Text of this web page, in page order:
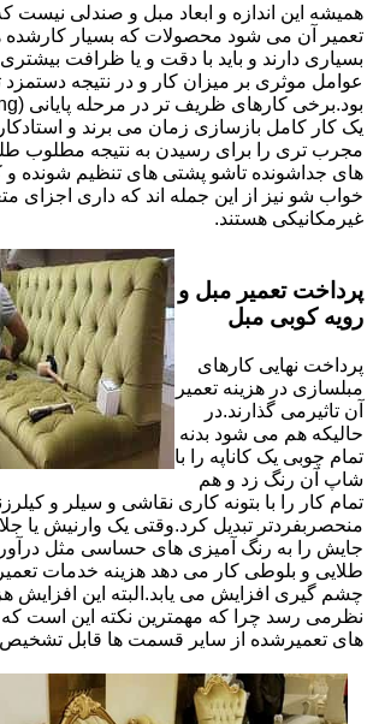
همیشه این اندازه و ابعاد مبل و صندلی نیست
تعمیر آن می شود محصولات که بسیار کارشده
بسیاری دارند و باید با دقت و یا ظرافت
عوامل موثری بر میزان کار و در نتیجه دستمزد
یک کار کامل بازسازی زمان می برند و
مجرب تری را برای رسیدن به نتیجه مطلوب
های جداشونده تاشو پشتی های تنظیم شونده و
خواب شو نیز از این جمله اند که داری اجزای
غیرمکانیکی هستند.
پرداخت تعمیر مبل و
رویه کوبی مبل
پرداخت نهایی کارهای
مبلسازی در هزینه تعمیر
آن تاثیرمی گذارند.در
حالیکه هم می شود بدنه
تمام چوبی یک کاناپه را با
شاپ آن رنگ زد و هم
تمام کار را با بتونه کاری نقاشی و سیلر و
منحصربفردتر تبدیل کرد.وقتی یک وارنیش یا
جایش را به رنگ آمیزی های حساسی مثل
طلایی و بلوطی کار می دهد هزینه خدمات
چشم گیری افزایش می یابد.البته این افزایش
نظرمی رسد چرا که مهمترین نکته این است
های تعمیرشده از سایر قسمت ها قابل تشخیص